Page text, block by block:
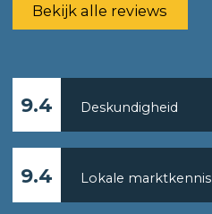
Bekijk alle reviews
9.4 Deskundigheid
9.4 Lokale marktkennis